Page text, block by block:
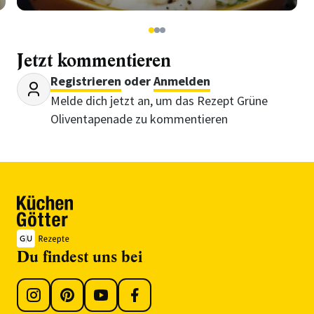
123
Jetzt kommentieren
Registrieren oderAnmelden
Melde dich jetzt an, um das Rezept Grüne
Oliventapenade zu kommentieren
Du findest uns bei